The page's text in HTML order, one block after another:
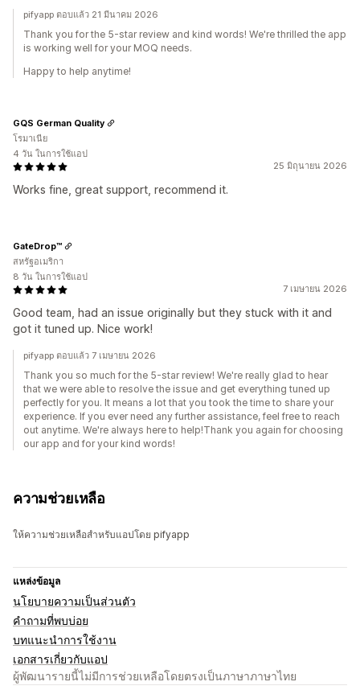
pifyapp ตอบแล้ว 21 มีนาคม 2026
Thank you for the 5-star review and kind words! We're thrilled the app
is working well for your MOQ needs.
Happy to help anytime!
25 มิถุนายน 2026
Works fine, great support, recommend it.
GQS German Quality
โรมาเนีย
4 วัน ในการใช้แอป
7 เมษายน 2026
Good team, had an issue originally but they stuck with it and
got it tuned up. Nice work!
GateDrop™
สหรัฐอเมริกา
8 วัน ในการใช้แอป
pifyapp ตอบแล้ว 7 เมษายน 2026
Thank you so much for the 5-star review! We're really glad to hear
that we were able to resolve the issue and get everything tuned up
perfectly for you. It means a lot that you took the time to share your
experience. If you ever need any further assistance, feel free to reach
out anytime. We're always here to help!Thank you again for choosing
our app and for your kind words!
ความช่วยเหลือ
ให้ความช่วยเหลือสำหรับแอปโดย pifyapp
แหล่งข้อมูล
นโยบายความเป็นส่วนตัว
คำถามที่พบบ่อย
บทแนะนำการใช้งาน
เอกสารเกี่ยวกับแอป
ผู้พัฒนารายนี้ไม่มีการช่วยเหลือโดยตรงเป็นภาษาภาษาไทย